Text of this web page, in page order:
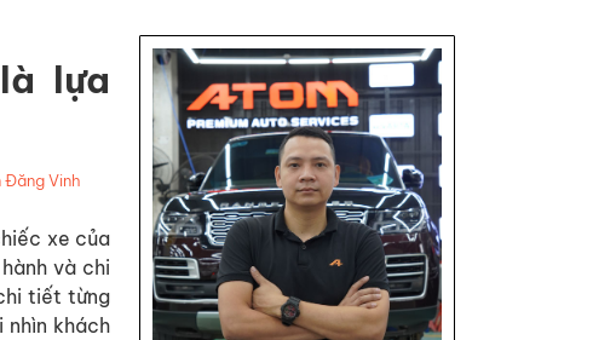
lựa
Đăng Vinh
xe của
và chi
tiết từng
khách